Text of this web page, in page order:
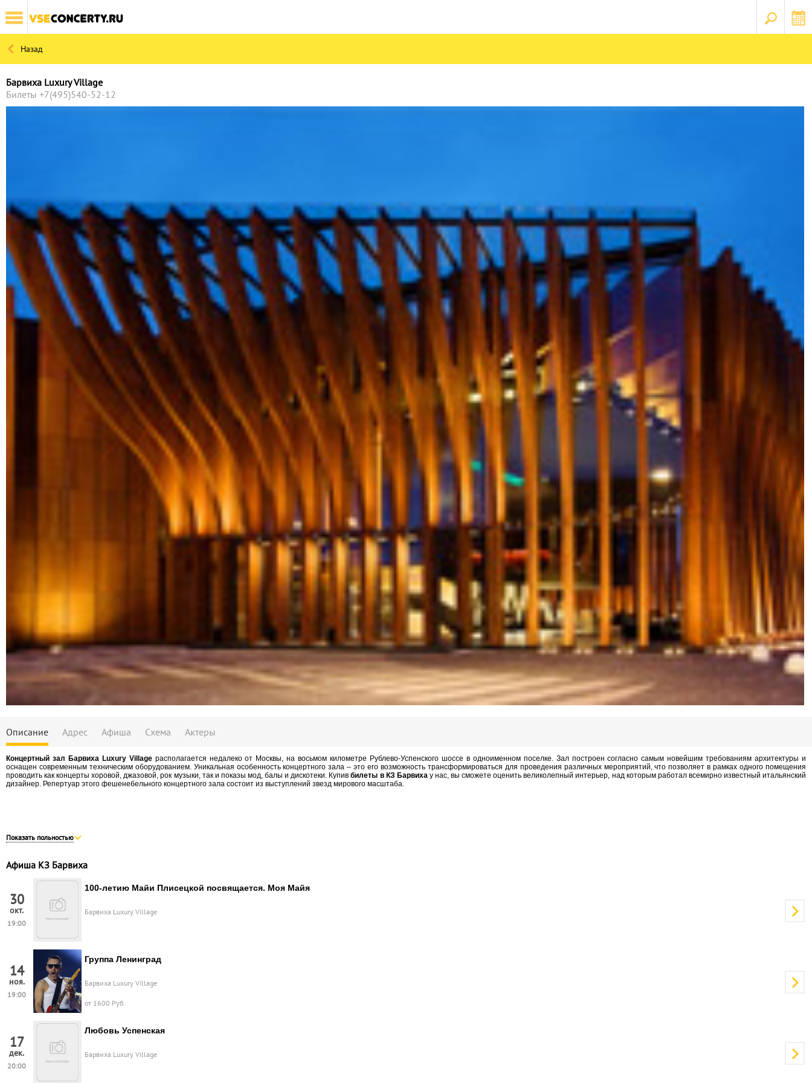
Назад
КОНЦЕРТЫ
Барвиха Luxury Village
Билеты +7(495)540-52-12
Описание Адрес Афиша Схема Актеры
Концертный зал Барвиха Luxury Villageрасполагается недалеко от Москвы, на восьмом километре Рублево-Успенского шоссе в одноименном поселке. Зал построен согласно самым новейшим требованиям архитектуры и
оснащен современным техническим оборудованием. Уникальная особенность концертного зала – это его возможность трансформироваться для проведения различных мероприятий, что позволяет в рамках одного помещения
проводить как концерты хоровой, джазовой, рок музыки, так и показы мод, балы и дискотеки. Купивбилеты в КЗ Барвиха у нас, вы сможете оценить великолепный интерьер, над которым работал всемирно известный итальянский
дизайнер. Репертуар этого фешенебельного концертного зала состоит из выступлений звезд мирового масштаба.
Показать польностью
Афиша КЗ Барвиха
30
окт.
19:00
100-летию Майи Плисецкой посвящается. Моя Майя
Барвиха Luxury Village
14
ноя.
19:00
Группа Ленинград
Барвиха Luxury Village
от 1600 Руб.
17
дек.
20:00
Любовь Успенская
Барвиха Luxury Village